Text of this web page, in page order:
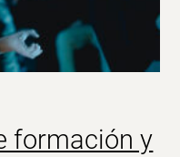
formación y